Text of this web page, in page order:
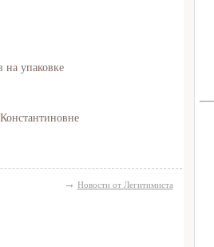
на упаковке
→ Новости от Легитимиста